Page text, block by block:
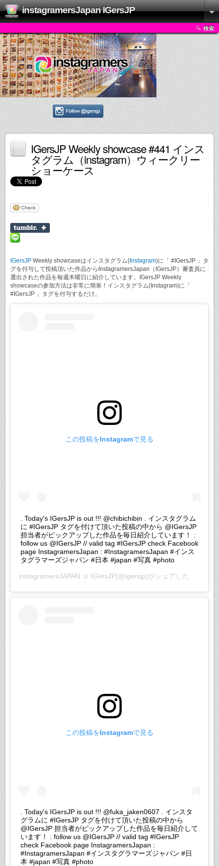
instagramersJapan IGersJP
検索
IGersJP Weekly showcase #441 インス
タグラム（instagram）ウィークリー
ショーケース
IGersJP Weekly showcaseはインスタグラム( Instagram)に「 #IGersJP 」タ
グを付与して投稿頂いた作品からInstagramersJapan（IGersJP）審査員に
選出された作品を毎週木曜日に紹介しています。IGersJP Weekly
showcaseの参加方法は非常に簡単！インスタグラム(Instagram)に「
#IGersJP 」タグを付与するだけ。
この投稿をInstagramで見る
. Today's IGersJP is out !!! @chibichibin . インスタグラム
に #IGersJP タグを付けて頂いた投稿の中から @IGersJP
担当者がピックアップした作品を毎日紹介しています！ :
follow us @IGersJP // valid tag #IGersJP check Facebook
page InstagramersJapan : #InstagramersJapan #インス
タグラマーズジャパン #日本 #japan #写真 #photo
instagramersJAPAN ☺︎ IGersJP(@igersjp)がシェアした投稿 –
この投稿をInstagramで見る
. Today's IGersJP is out !!! @fuka_jaken0607 . インスタ
グラムに #IGersJP タグを付けて頂いた投稿の中から
@IGersJP 担当者がピックアップした作品を毎日紹介して
います！ : follow us @IGersJP // valid tag #IGersJP
check Facebook page InstagramersJapan :
#InstagramersJapan #インスタグラマーズジャパン #日
本 #japan #写真 #photo